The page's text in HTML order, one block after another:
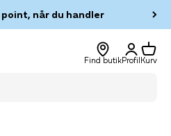
når du handler
Find butik
Log ind
Profil
Kurv
Kurv